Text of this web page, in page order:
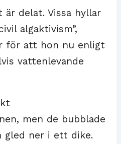
delat. Vissa hyllar
algaktivism”,
för att hon nu enligt
vattenlevande
men de bubblade
gled ner i ett dike.